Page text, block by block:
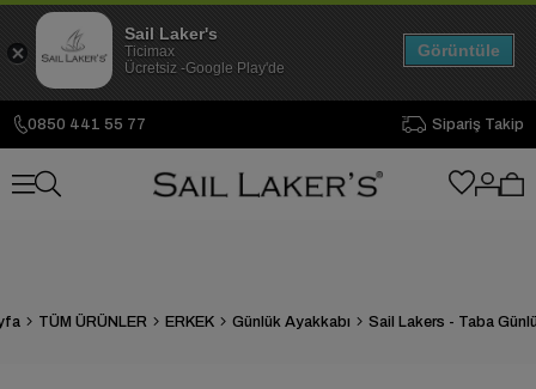
0850 441 55 77 Sipariş Takip
TÜM ÜRÜNLER ERKEK Günlük Ayakkabı
Sail Laker's
Ticimax
Ücretsiz -Google Play'de
Görüntüle